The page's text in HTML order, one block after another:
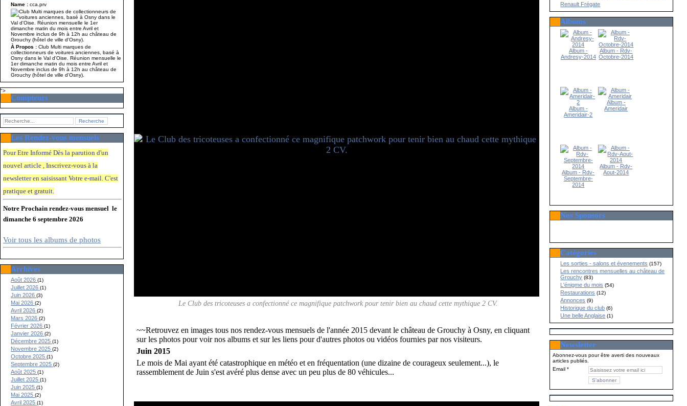
Name :cca.prv
À Propos :Club Multi marques de
collectionneurs de voitures anciennes, basé à
Osny dans le Val d'Oise. Réunion mensuelle le
1er dimanche matin du mois entre Avril et
Novembre inclus de 9h à 12h au château de
Grouchy (hôtel de ville d'Osny).
">
Compteurs
Les Rendez-vous mensuels
Pour Etre Informé Dès la parution d'un
nouvel article , Inscrivez-vous à la
newsletter en saisissant Votre e-mail. C'est
pratique et gratuit.
Notre Prochain rendez-vous mensuel le
dimanche 6 septembre 2026
Voir tous les albums de photos
Archives
Août 2026(1)
Juillet 2026(1)
Juin 2026(3)
Mai 2026(2)
Avril 2026(2)
Mars 2026(2)
Février 2026(1)
Janvier 2026(2)
Décembre 2025(1)
Novembre 2025(2)
Octobre 2025(1)
Septembre 2025(2)
Août 2025(1)
Juillet 2025(1)
Juin 2025(1)
Mai 2025(2)
Avril 2025(1)
Le Club des tricoteuses a confectionné ce magnifique patchwork pour tenir bien au chaud cette mythique 2 CV.
~~Retrouvez en images tous nos rendez-vous mensuels de l'année 2015 devant le château de Grouchy à Osny, en cliquant
sur les photos pour voir nos albums et sur les liens pour d'autres photos ou vidéos fournies par nos visiteurs.
Juin 2015
Le mois de Mai ayant été catastrophique en météo et en fréquentation (une dizaine de courageux seulement...), le
rassemblement de Juin s'est avéré plus dense avec un peu plus de 80 véhicules...
Renault Frégate
Albums
Album -
Andresy-2014
Album - Rdv-
Octobre-2014
Album -
Ameridair-2
Album -
Ameridair
Album - Rdv-
Septembre-
2014
Album - Rdv-
Aout-2014
Nos Sponsors
Catégories
Les sorties - salons et évenements (157)
Les rencontres mensuelles au château de
Grouchy (83)
L'énigme du mois (54)
Restaurations (12)
Annonces (9)
Historique du club (6)
Une belle Anglaise (1)
Newsletter
Abonnez-vous pour être averti des nouveaux
articles publiés.
Email